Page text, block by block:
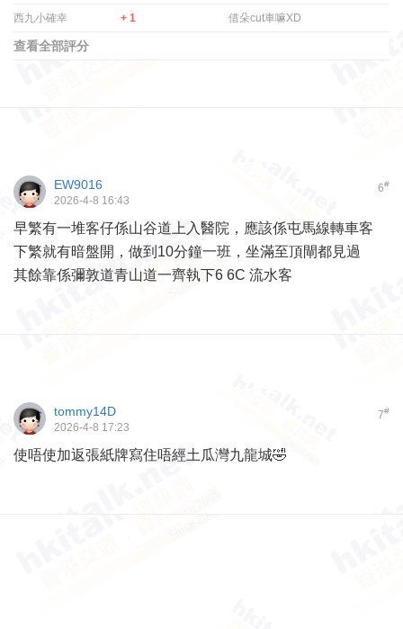
西九小確幸 + 1 借朵cut車嘛XD
查看全部評分
6#
EW9016
2026-4-8 16:43
早繁有一堆客仔係山谷道上入醫院，應該係屯馬線轉車客
下繁就有暗盤開，做到10分鐘一班，坐滿至頂閘都見過
其餘靠係彌敦道青山道一齊執下6 6C 流水客
7#
tommy14D
2026-4-8 17:23
使唔使加返張紙牌寫住唔經土瓜灣九龍城🤣